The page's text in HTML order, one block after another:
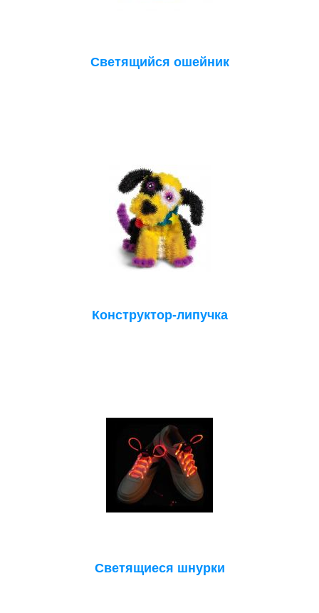
Светящийся ошейник
Конструктор-липучка
Светящиеся шнурки